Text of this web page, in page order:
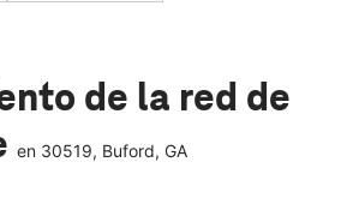
de la red de
en 30519, Buford, GA